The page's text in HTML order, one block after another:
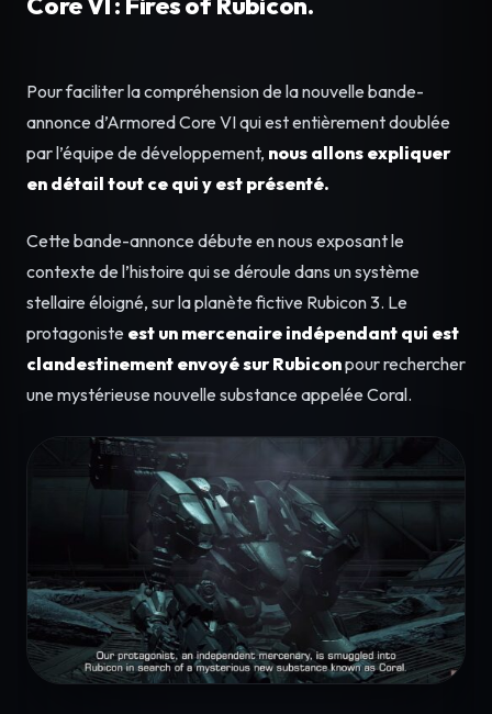
Pour faciliter la compréhension de la nouvelle bande-
annonce d’Armored Core VI qui est entièrement doublée
par l’équipe de développement, nous allons expliquer
en détail tout ce qui y est présenté.
Cette bande-annonce débute en nous exposant le
contexte de l’histoire qui se déroule dans un système
stellaire éloigné, sur la planète fictive Rubicon 3. Le
protagoniste est un mercenaire indépendant qui est
clandestinement envoyé sur Rubiconpour rechercher
une mystérieuse nouvelle substance appelée Coral.